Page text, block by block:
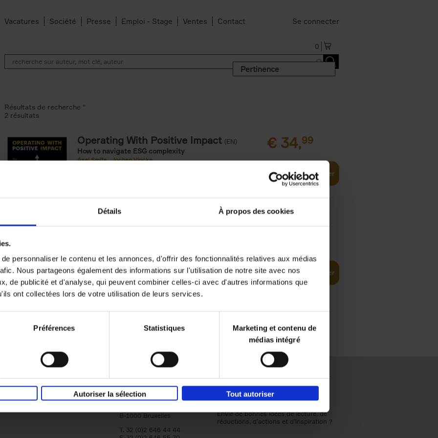
Détails À propos des cookies
personnaliser le contenu et les annonces, d'offrir des fonctionnalités relatives aux médias
Nous partageons également des informations sur l'utilisation de notre site avec nos
de publicité et d'analyse, qui peuvent combiner celles-ci avec d'autres informations que
ont collectées lors de votre utilisation de leurs services.
Préférences Statistiques
Marketing et contenu de
médias intégré
Autoriser la sélection Tout autoriser
Vacatures Société Presse Emploi - Stage Ventes Contact Se connecter
0
Pertinence
den Bussche filter
Résultats de recherche ''
2 résultats
Operating With Positive Impact (EN)
How to navigate ESG complexity
Axel Smits
Jochen Vincke
€ 34,99
Ajouter au panier
reward
Axel Smits
Bart Van den Bussche
Couverture souple
2024 222 Ajouter au panier
Qui sommes-nous?
Éditions Racine
Tour & Taxis
Avenue du Port, 86C
B-1000 Bruxelles
T. 32 (0)2 646 44 44
Envie de bonnes idées de lecture, de
réductions, d’actions et d’inspiration ?